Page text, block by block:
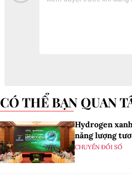
CÓ THỂ BẠN QUAN
Hydrogen
năng lượng
CHUYỂN ĐỔI SỐ